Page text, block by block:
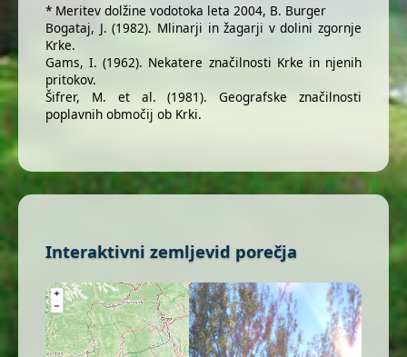
* Meritev dolžine vodotoka leta 2004, B. Burger
Bogataj, J. (1982). Mlinarji in žagarji v dolini zgornje
Krke.
Gams, I. (1962). Nekatere značilnosti Krke in njenih
pritokov.
Šifrer, M. et al. (1981). Geografske značilnosti
poplavnih območij ob Krki.
Interaktivni zemljevid porečja